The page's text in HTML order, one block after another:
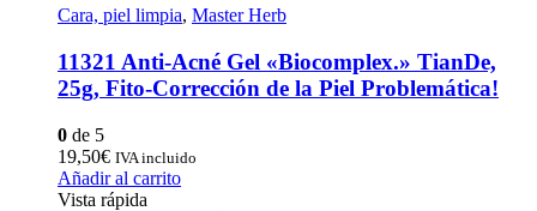
Cara, piel limpia, Master Herb
11321 Anti-Acné Gel «Biocomplex.» TianDe,
25g, Fito-Corrección de la Piel Problemática!
0 de 5
19,50€ IVA incluido
Añadir al carrito
Vista rápida